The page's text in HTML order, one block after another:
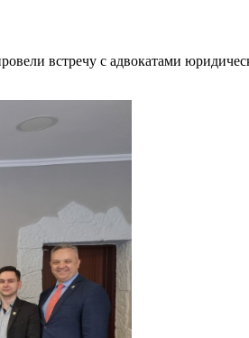
встречу с адвокатами